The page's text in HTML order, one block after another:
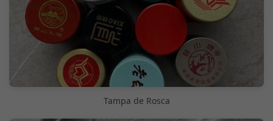
Tampa de Rosca